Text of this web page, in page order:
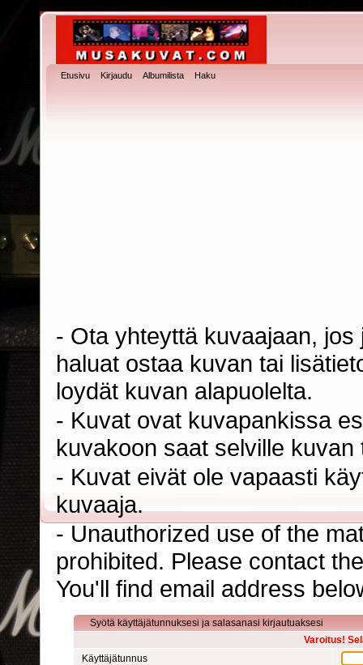
Etusivu Kirjaudu Albumilista Haku
- Ota yhteyttä kuvaajaan,
haluat ostaa kuvan tai
loydät kuvan alapuolelta.
- Kuvat ovat kuvapankissa
kuvakoon saat selville
- Kuvat eivät ole vapaasti
kuvaaja.
- Unauthorized use of the
prohibited. Please contact
You'll find email address
Syötä käyttäjätunnuksesi ja salasanasi kirjautuaksesi
Varoitus!
Käyttäjätunnus